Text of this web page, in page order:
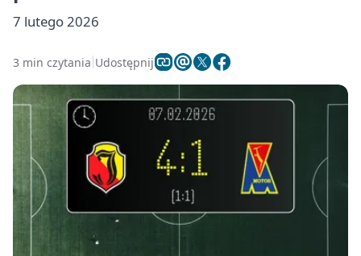
7 lutego 2026
3 min czytania Udostępnij